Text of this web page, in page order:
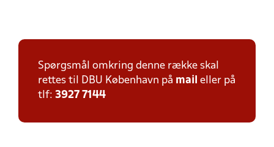
Spørgsmål omkring denne række skal
rettes til DBU København på mail eller på
tlf: 3927 7144